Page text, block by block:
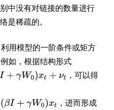
中没有对链接的数量进行
是稀疏的。
用模型的一阶条件或矩方
如，根据结构形式
，可以得
，进而形成